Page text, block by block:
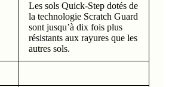
Les sols Quick-Step dotés de
la technologie Scratch Guard
sont jusqu’à dix fois plus
résistants aux rayures que les
autres sols.